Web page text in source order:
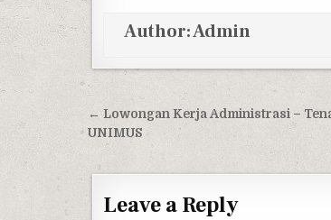
Author:Admin
Post navigation
← Lowongan Kerja Administrasi –
UNIMUS
Leave a Reply